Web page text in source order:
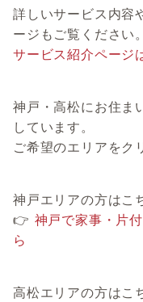
詳しいサービス内容
ージもご覧ください。
サービス紹介ページ
神戸・高松にお住ま
しています。
ご希望のエリアをク
神戸エリアの方はこ
👉 神戸で家事・片
ら
高松エリアの方はこ